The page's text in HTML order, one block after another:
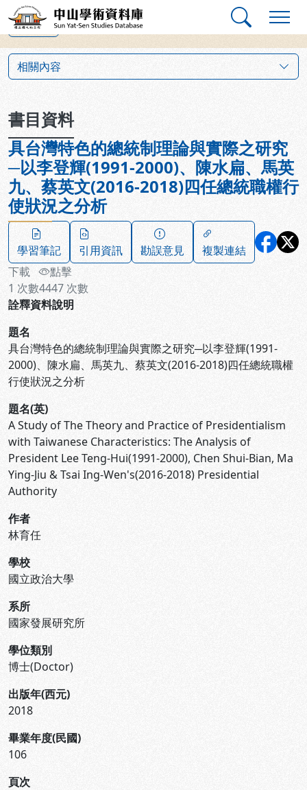
跳到主要內容
中山學術資料庫
上一筆
相關內容
書目資料
具台灣特色的總統制理論與實際之研究
─以李登輝(1991-2000)、陳水扁、馬英
九、蔡英文(2016-2018)四任總統職權行
使狀況之分析
學習筆記 引用資訊 勘誤意見
複製連結
下載
1 次數
點擊
4447 次數
詮釋資料說明
題名
具台灣特色的總統制理論與實際之研究─以李登輝(1991-
2000)、陳水扁、馬英九、蔡英文(2016-2018)四任總統職權
行使狀況之分析
題名(英)
A Study of The Theory and Practice of Presidentialism
with Taiwanese Characteristics: The Analysis of
President Lee Teng-Hui(1991-2000), Chen Shui-Bian, Ma
Ying-Jiu & Tsai Ing-Wen's(2016-2018) Presidential
Authority
作者
林育任
學校
國立政治大學
系所
國家發展研究所
學位類別
博士(Doctor)
出版年(西元)
2018
畢業年度(民國)
106
頁次